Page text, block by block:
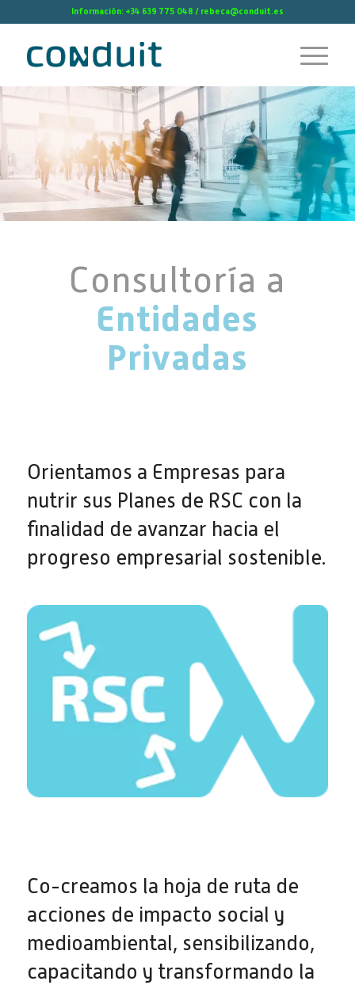
Información: +34 639 775 048 / rebeca@conduit.es
Consultoría a
Entidades
Privadas
Orientamos a Empresas para
nutrir sus Planes de RSC con la
finalidad de avanzar hacia el
progreso empresarial sostenible.
Co-creamos la hoja de ruta de
acciones de impacto social y
medioambiental, sensibilizando,
capacitando y transformando la